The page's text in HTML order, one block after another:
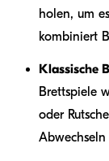
holen, um
kombiniert
Klassische
Brettspiele
oder